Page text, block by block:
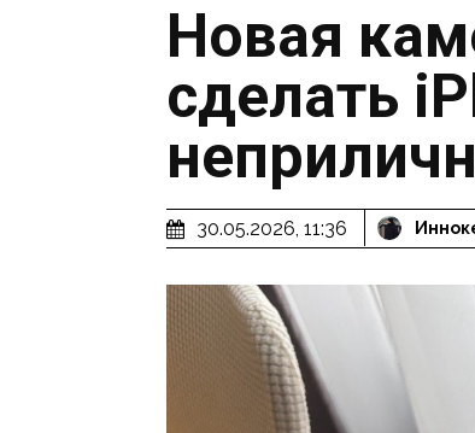
Новая
сделать
30.05.2026, 11:36